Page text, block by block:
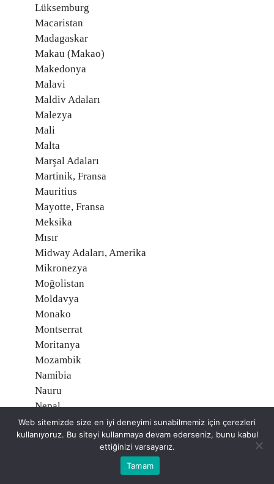
Lüksemburg
Macaristan
Madagaskar
Makau (Makao)
Makedonya
Malavi
Maldiv Adaları
Malezya
Mali
Malta
Marşal Adaları
Martinik, Fransa
Mauritius
Mayotte, Fransa
Meksika
Mısır
Midway Adaları, Amerika
Mikronezya
Moğolistan
Moldavya
Monako
Montserrat
Moritanya
Mozambik
Namibia
Nauru
Nepal
Nijer
Nijerya
Web sitemizde size en iyi deneyimi sunabilmemiz için çerezleri
kullanıyoruz. Bu siteyi kullanmaya devam ederseniz, bunu kabul
ettiğinizi varsayarız.
Tamam